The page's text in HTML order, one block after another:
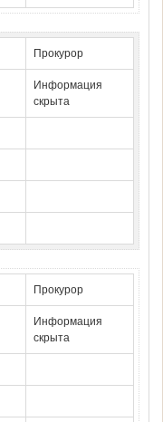
Прокурор
Информация
скрыта
Прокурор
Информация
скрыта